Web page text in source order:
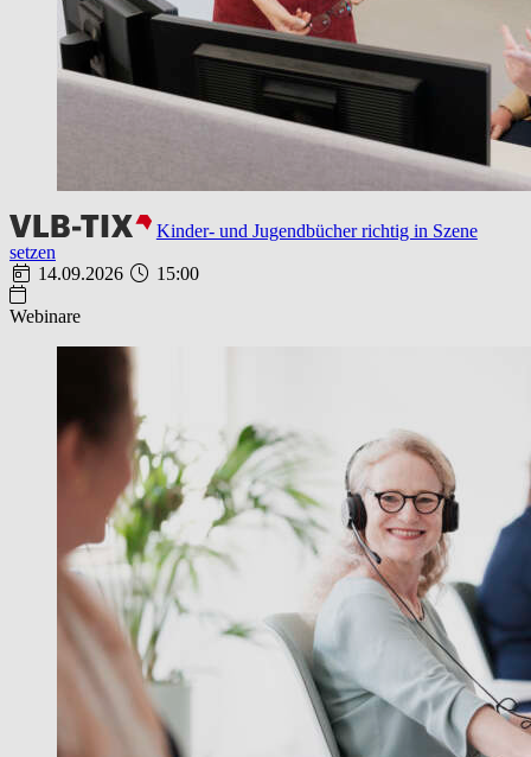
Kinder- und Jugendbücher richtig in Szene
setzen
14.09.2026
15:00
Webinare